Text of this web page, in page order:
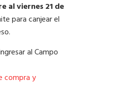
al viernes 21 de
para canjear el
al Campo
compra y